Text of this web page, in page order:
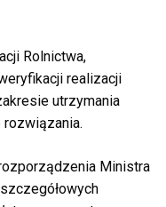
Rolnictwa,
realizacji
utrzymania
Ministra